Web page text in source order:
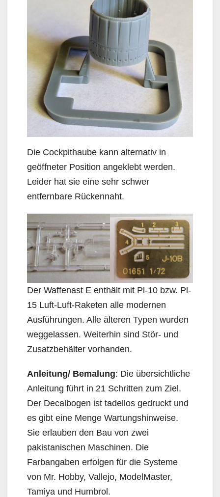
Die Cockpithaube kann alternativ in
geöffneter Position angeklebt werden.
Leider hat sie eine sehr schwer
entfernbare Rückennaht.
Der Waffenast E enthält mit Pl-10 bzw. Pl-
15 Luft-Luft-Raketen alle modernen
Ausführungen. Alle älteren Typen wurden
weggelassen. Weiterhin sind Stör- und
Zusatzbehälter vorhanden.
Anleitung/ Bemalung: Die übersichtliche
Anleitung führt in 21 Schritten zum Ziel.
Der Decalbogen ist tadellos gedruckt und
es gibt eine Menge Wartungshinweise.
Sie erlauben den Bau von zwei
pakistanischen Maschinen. Die
Farbangaben erfolgen für die Systeme
von Mr. Hobby, Vallejo, ModelMaster,
Tamiya und Humbrol.